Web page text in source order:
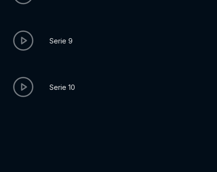
Serie 9
Serie 10